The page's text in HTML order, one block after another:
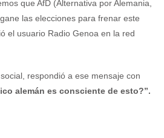
que AfD (Alternativa por Alemania,
las elecciones para frenar este
el usuario Radio Genoa en la red
respondió a ese mensaje con
alemán es consciente de esto?”.